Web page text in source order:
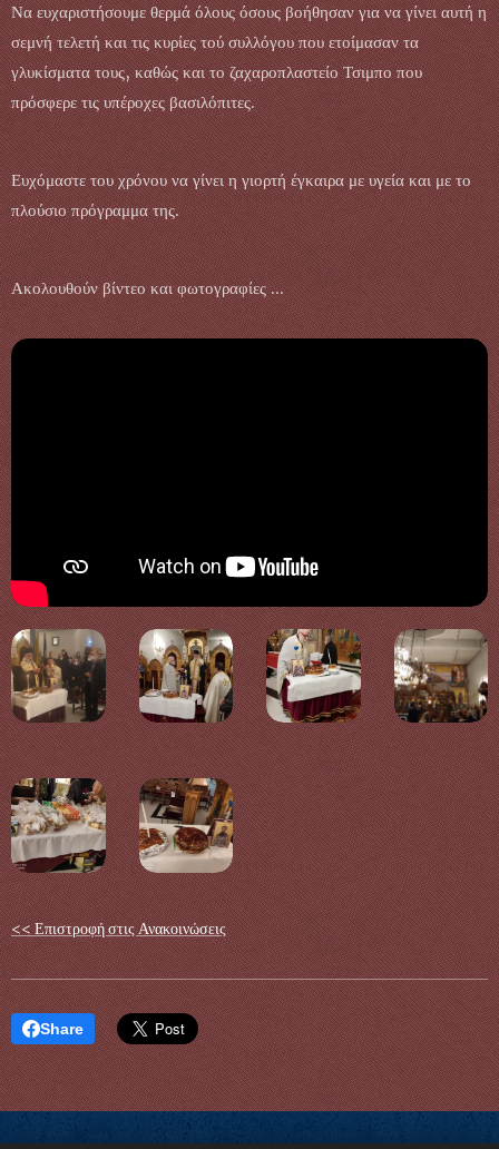
Να ευχαριστήσουμε θερμά όλους όσους βοήθησαν για να γίνει αυτή η
σεμνή τελετή και τις κυρίες τού συλλόγου που ετοίμασαν τα
γλυκίσματα τους, καθώς και το ζαχαροπλαστείο Τσιμπο που
πρόσφερε τις υπέροχες βασιλόπιτες.
Ευχόμαστε του χρόνου να γίνει η γιορτή έγκαιρα με υγεία και με το
πλούσιο πρόγραμμα της.
Ακολουθούν βίντεο και φωτογραφίες ...
<< Επιστροφή στις Ανακοινώσεις
Share